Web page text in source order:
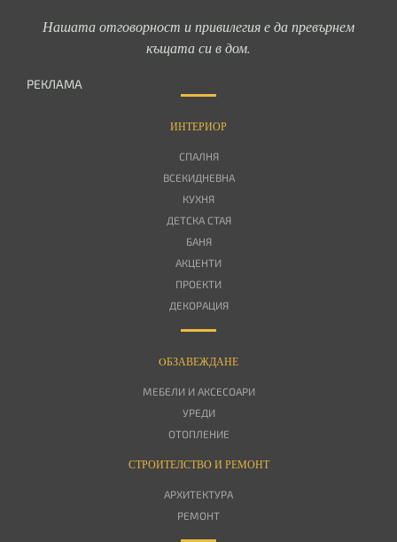
Нашата отговорност и привилегия е да превърнем
къщата си в дом.
РЕКЛАМА
ИНТЕРИОР
СПАЛНЯ
ВСЕКИДНЕВНА
КУХНЯ
ДЕТСКА СТАЯ
БАНЯ
АКЦЕНТИ
ПРОЕКТИ
ДЕКОРАЦИЯ
OБЗАВЕЖДАНЕ
МЕБЕЛИ И АКСЕСОАРИ
УРЕДИ
ОТОПЛЕНИЕ
СТРОИТЕЛСТВО И РЕМОНТ
АРХИТЕКТУРА
РЕМОНТ